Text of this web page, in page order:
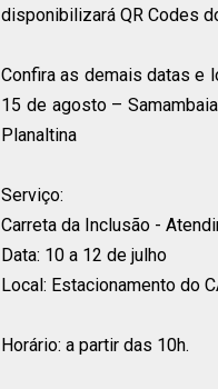
disponibilizará QR Codes
Confira as demais datas e
15 de agosto –
Planaltina
Serviço:
Carreta da Inclusão -
Data: 10 a 12 de julho
Local: Estacionamento do
Horário: a partir das 10h.